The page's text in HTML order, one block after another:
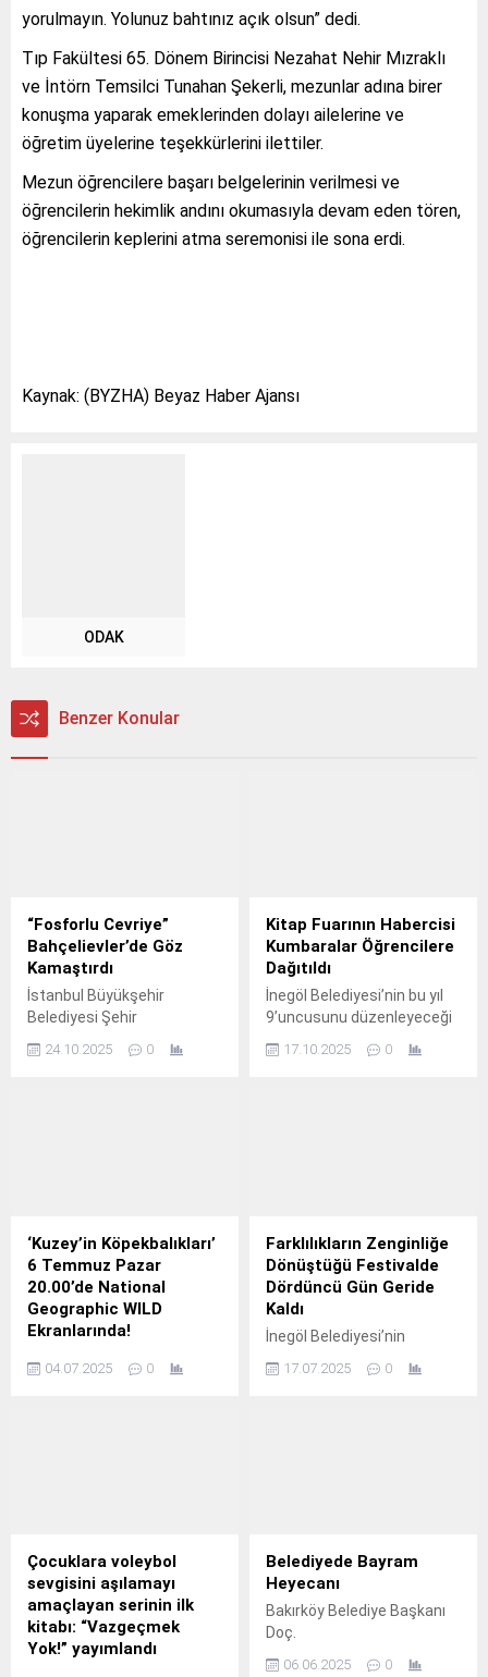
yorulmayın. Yolunuz bahtınız açık olsun” dedi.
Tıp Fakültesi 65. Dönem Birincisi Nezahat Nehir Mızraklı
ve İntörn Temsilci Tunahan Şekerli, mezunlar adına birer
konuşma yaparak emeklerinden dolayı ailelerine ve
öğretim üyelerine teşekkürlerini ilettiler.
Mezun öğrencilere başarı belgelerinin verilmesi ve
öğrencilerin hekimlik andını okumasıyla devam eden tören,
öğrencilerin keplerini atma seremonisi ile sona erdi.
Kaynak: (BYZHA) Beyaz Haber Ajansı
ODAK
Benzer Konular
“Fosforlu Cevriye”
Bahçelievler’de Göz
Kamaştırdı
İstanbul Büyükşehir
Belediyesi Şehir
edebiyatının unutulmaz
24.10.2025 0
Kitap Fuarının Habercisi
Kumbaralar Öğrencilere
Dağıtıldı
İnegöl Belediyesi’nin bu yıl
9’uncusunu düzenleyeceği
şehirdeki anaokulu ve
kumbara dağıtımı yapıldı.
17.10.2025 0
‘Kuzey’in Köpekbalıkları’
6 Temmuz Pazar
20.00’de National
Geographic WILD
Ekranlarında!
Atlantik Kanada’da artan
Pazar 20.
04.07.2025 0
Farklılıkların Zenginliğe
Dönüştüğü Festivalde
Dördüncü Gün Geride
Kaldı
İnegöl Belediyesi’nin
17.07.2025 0
Çocuklara voleybol
sevgisini aşılamayı
amaçlayan serinin ilk
kitabı: “Vazgeçmek
Yok!” yayımlandı
Belediyede Bayram
Heyecanı
Bakırköy Belediye Başkanı
Doç.
06.06.2025 0